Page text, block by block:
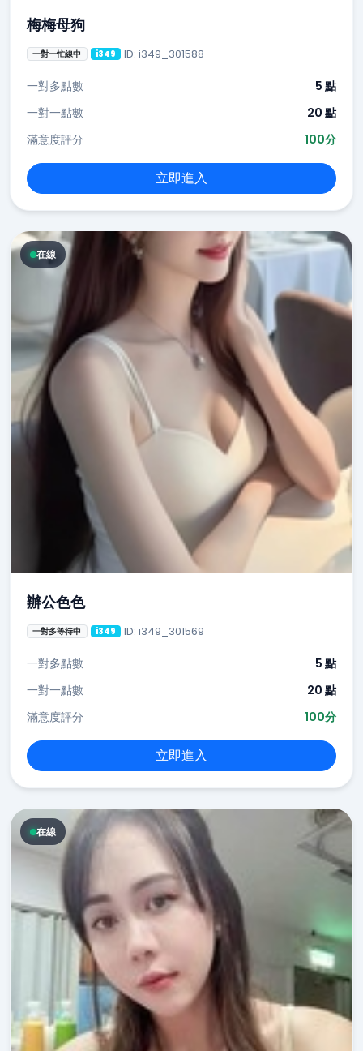
梅梅母狗
一對一忙線中 i349 ID: i349_301588
一對多點數
5 點
一對一點數
20 點
滿意度評分
100分
立即進入
在線
辦公色色
一對多等待中 i349 ID: i349_301569
一對多點數
5 點
一對一點數
20 點
滿意度評分
100分
立即進入
在線